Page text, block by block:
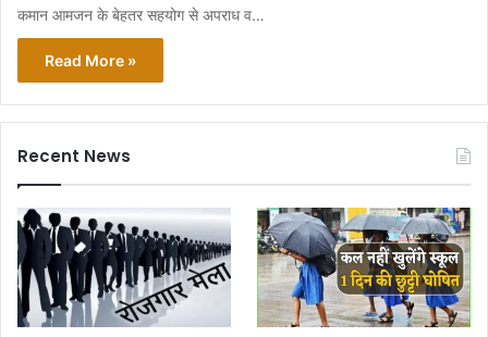
कमान आमजन के बेहतर सहयोग से अपराध व…
Read More »
Recent News